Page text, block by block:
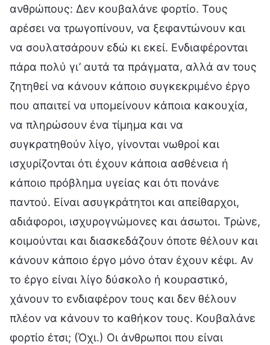
ανθρώπους: Δεν κουβαλάνε φορτίο. Τους
αρέσει να τρωγοπίνουν, να ξεφαντώνουν και
να σουλατσάρουν εδώ κι εκεί. Ενδιαφέρονται
πάρα πολύ γι’ αυτά τα πράγματα, αλλά αν τους
ζητηθεί να κάνουν κάποιο συγκεκριμένο έργο
που απαιτεί να υπομείνουν κάποια κακουχία,
να πληρώσουν ένα τίμημα και να
συγκρατηθούν λίγο, γίνονται νωθροί και
ισχυρίζονται ότι έχουν κάποια ασθένεια ή
κάποιο πρόβλημα υγείας και ότι πονάνε
παντού. Είναι ασυγκράτητοι και απείθαρχοι,
αδιάφοροι, ισχυρογνώμονες και άσωτοι. Τρώνε,
κοιμούνται και διασκεδάζουν όποτε θέλουν και
κάνουν κάποιο έργο μόνο όταν έχουν κέφι. Αν
το έργο είναι λίγο δύσκολο ή κουραστικό,
χάνουν το ενδιαφέρον τους και δεν θέλουν
πλέον να κάνουν το καθήκον τους. Κουβαλάνε
φορτίο έτσι; (Όχι.) Οι άνθρωποι που είναι